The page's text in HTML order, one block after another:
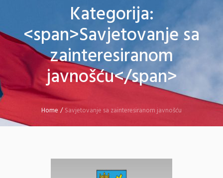
Kategorija:
<span>Savjetovanje sa
zainteresiranom
javnošću</span>
Home /Savjetovanje sa zainteresiranom javnošću